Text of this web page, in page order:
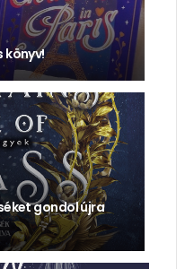
könyv!
gondol újra